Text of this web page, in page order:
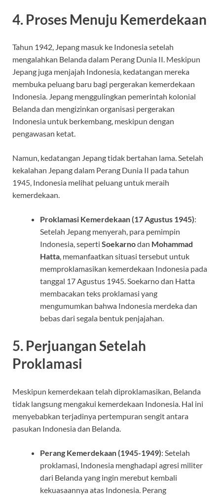
4. Proses Menuju Kemerdekaan
Tahun 1942, Jepang masuk ke Indonesia setelah
mengalahkan Belanda dalam Perang Dunia II. Meskipun
Jepang juga menjajah Indonesia, kedatangan mereka
membuka peluang baru bagi pergerakan kemerdekaan
Indonesia. Jepang menggulingkan pemerintah kolonial
Belanda dan mengizinkan organisasi pergerakan
Indonesia untuk berkembang, meskipun dengan
pengawasan ketat.
Namun, kedatangan Jepang tidak bertahan lama. Setelah
kekalahan Jepang dalam Perang Dunia II pada tahun
1945, Indonesia melihat peluang untuk meraih
kemerdekaan.
Proklamasi Kemerdekaan (17 Agustus 1945):
Setelah Jepang menyerah, para pemimpin
Indonesia, seperti Soekarnodan Mohammad
Hatta, memanfaatkan situasi tersebut untuk
memproklamasikan kemerdekaan Indonesia pada
tanggal 17 Agustus 1945. Soekarno dan Hatta
membacakan teks proklamasi yang
mengumumkan bahwa Indonesia merdeka dan
bebas dari segala bentuk penjajahan.
5. Perjuangan Setelah
Proklamasi
Meskipun kemerdekaan telah diproklamasikan, Belanda
tidak langsung mengakui kemerdekaan Indonesia. Hal ini
menyebabkan terjadinya pertempuran sengit antara
pasukan Indonesia dan Belanda.
Perang Kemerdekaan (1945-1949): Setelah
proklamasi, Indonesia menghadapi agresi militer
dari Belanda yang ingin merebut kembali
kekuasaannya atas Indonesia. Perang